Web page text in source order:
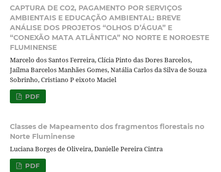
CAPTURA DE CO2, PAGAMENTO POR SERVIÇOS
AMBIENTAIS E EDUCAÇÃO AMBIENTAL: BREVE
ANÁLISE DOS PROJETOS “OLHOS D’ÁGUA” E
“CONEXÃO MATA ATLÂNTICA” NO NORTE E NOROESTE
FLUMINENSE
Marcelo dos Santos Ferreira, Clícia Pinto das Dores Barcelos,
Jaílma Barcelos Manhães Gomes, Natália Carlos da Silva de Souza
Sobrinho, Cristiano P eixoto Maciel
PDF
Classes de Mapeamento dos fragmentos florestais no
Norte Fluminense
Luciana Borges de Oliveira, Danielle Pereira Cintra
PDF